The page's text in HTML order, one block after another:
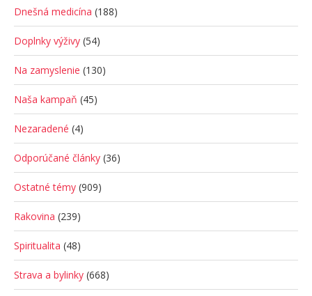
Dnešná medicína (188)
Doplnky výživy (54)
Na zamyslenie (130)
Naša kampaň (45)
Nezaradené (4)
Odporúčané články (36)
Ostatné témy (909)
Rakovina (239)
Spiritualita (48)
Strava a bylinky (668)